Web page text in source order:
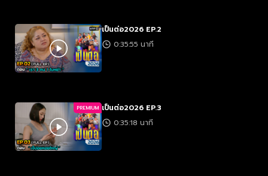
เป็นต่อ2026 EP.2
0:35:55 นาที
PREMIUM เป็นต่อ2026 EP.3
0:35:18 นาที